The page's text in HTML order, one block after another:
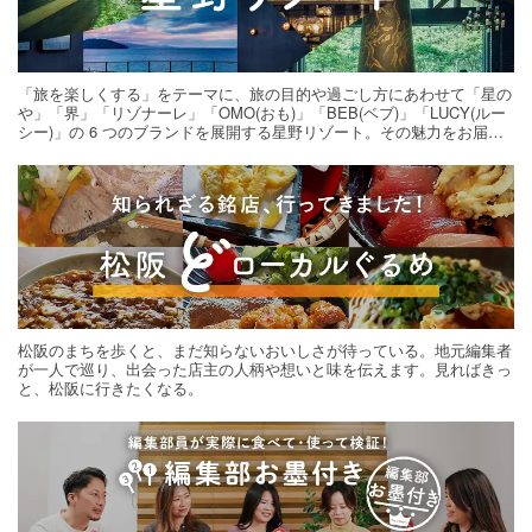
「旅を楽しくする」をテーマに、旅の目的や過ごし方にあわせて「星の
や」「界」「リゾナーレ」「OMO(おも)」「BEB(ベブ)」「LUCY(ルー
シー)」の 6 つのブランドを展開する星野リゾート。その魅力をお届け
松阪のまちを歩くと、まだ知らないおいしさが待っている。地元編集者
が一人で巡り、出会った店主の人柄や想いと味を伝えます。見ればきっ
と、松阪に行きたくなる。